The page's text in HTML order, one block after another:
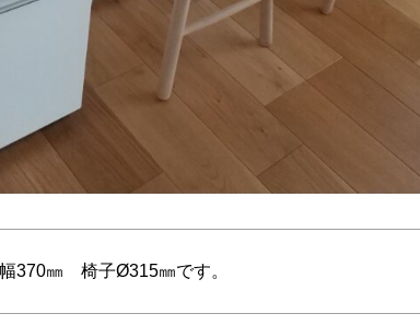
370㎜ 椅子Ø315㎜です。